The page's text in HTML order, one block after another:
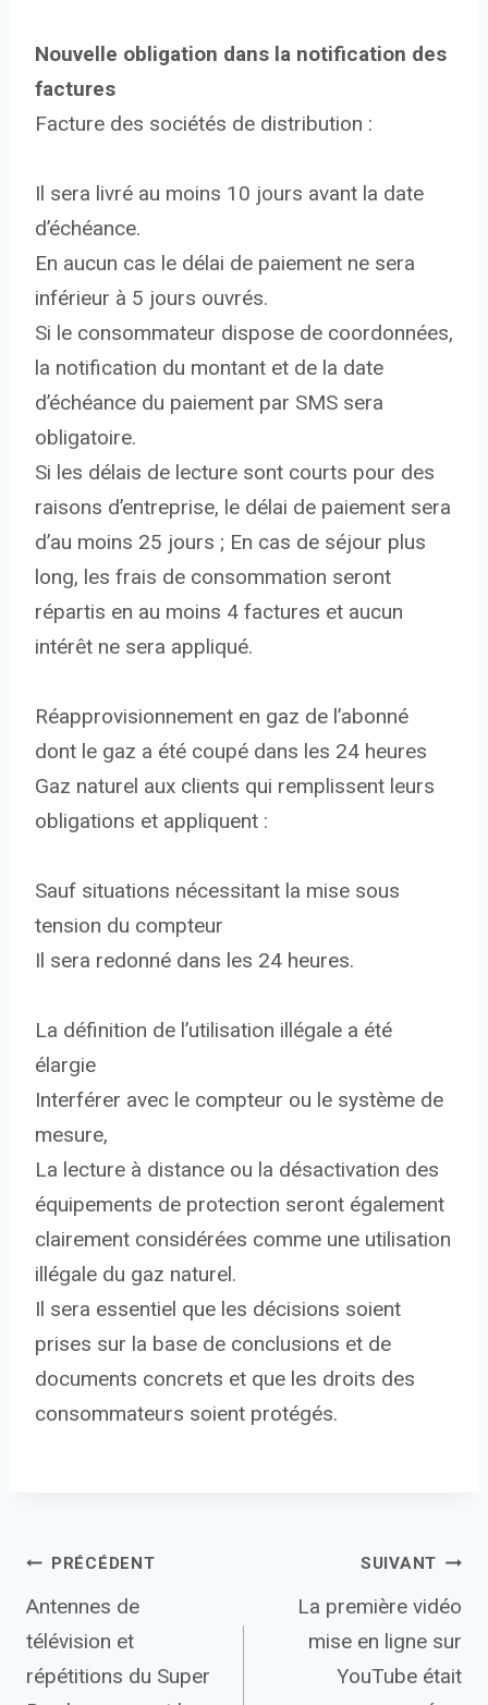
Nouvelle obligation dans la notification des
factures
Facture des sociétés de distribution :
Il sera livré au moins 10 jours avant la date
d’échéance.
En aucun cas le délai de paiement ne sera
inférieur à 5 jours ouvrés.
Si le consommateur dispose de coordonnées,
la notification du montant et de la date
d’échéance du paiement par SMS sera
obligatoire.
Si les délais de lecture sont courts pour des
raisons d’entreprise, le délai de paiement sera
d’au moins 25 jours ; En cas de séjour plus
long, les frais de consommation seront
répartis en au moins 4 factures et aucun
intérêt ne sera appliqué.
Réapprovisionnement en gaz de l’abonné
dont le gaz a été coupé dans les 24 heures
Gaz naturel aux clients qui remplissent leurs
obligations et appliquent :
Sauf situations nécessitant la mise sous
tension du compteur
Il sera redonné dans les 24 heures.
La définition de l’utilisation illégale a été
élargie
Interférer avec le compteur ou le système de
mesure,
La lecture à distance ou la désactivation des
équipements de protection seront également
clairement considérées comme une utilisation
illégale du gaz naturel.
Il sera essentiel que les décisions soient
prises sur la base de conclusions et de
documents concrets et que les droits des
consommateurs soient protégés.
Navigation
de
l’article
PRÉCÉDENT
Antennes de
télévision et
répétitions du Super
SUIVANT
La première vidéo
mise en ligne sur
YouTube était